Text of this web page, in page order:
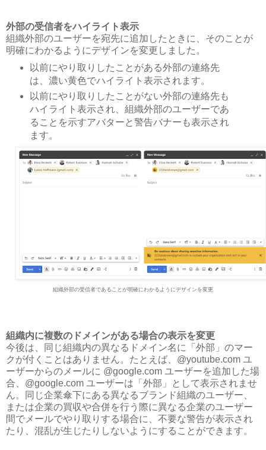
外部の受信者をハイライト表示
組織外部のユーザーを宛先に追加したときに、そのことが
明確にわかるようにデザインを変更しました。
以前にやり取りしたことがある外部の連絡先
は、濃い黄色でハイライト表示されます。
以前にやり取りしたことがない外部の連絡先も
ハイライト表示され、組織外部のユーザーであ
ることを示すアバターと警告バナーも表示され
ます。
組織外部の受信者であることが明確にわかるようにデザインを変更
組織内に複数のドメインがある場合の表示を変更
今後は、同じ組織内の異なるドメイン名に「外部」のマー
クが付くことはありません。たとえば、@youtube.com ユ
ーザーからのメールに @google.com ユーザーを追加した場
合、@google.com ユーザーは「外部」として表示されませ
ん。同じ企業傘下にある異なるブランド組織のユーザー、
または企業の買収や合併を行う際に異なる企業のユーザー
間でメールでやり取りする場合に、不要な警告が表示され
たり、混乱が生じたりしないようにすることができます。